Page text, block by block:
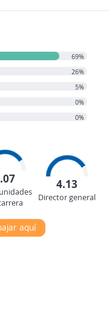
69%
26%
5%
0%
0%
4.13
Director general
aquí